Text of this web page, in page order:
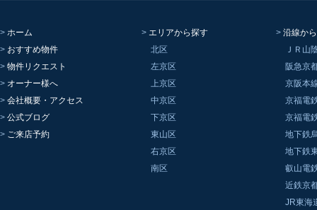
ホーム
おすすめ物件
物件リクエスト
オーナー様へ
会社概要・アクセス
公式ブログ
ご来店予約
エリアから探す
北区
左京区
上京区
中京区
下京区
東山区
右京区
南区
沿線か
ＪＲ山
阪急京
京阪本
京福電
京福電
地下鉄
地下鉄
叡山電
近鉄京
JR東海